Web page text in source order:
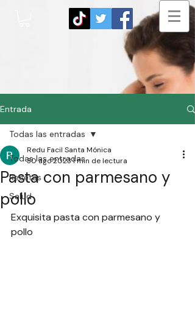
Entrada
Todas las entradas
Recetas
Salud
Todas las entradas
Pasta con parmesano y
pollo
Redu Facil Santa Mónica
30 ago 20231 min de lectura
Exquisita pasta con parmesano y
pollo